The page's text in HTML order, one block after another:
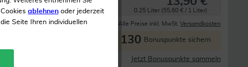
0.25 Liter (55,60 € / 1 Liter)
19 € Derzeit nicht lieferbar Alle Preise inkl. MwSt. Versandkosten
130 Bonuspunkte sichern
Jetzt Bonuspunkte sammeln
ablehnen oder jederzeit
Seite Ihren individuellen